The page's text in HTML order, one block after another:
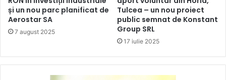
și un nou parc planificat de
Aerostar SA
7 august 2025
Tulcea – un nou proiect
public semnat de Konstant
Group SRL
17 iulie 2025